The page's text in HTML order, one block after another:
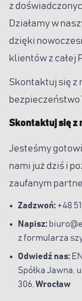
z
Działamy w
dzięki
klientów z całej
Skontaktuj się z
bezpieczeństwo
Skontaktuj się z
Jesteśmy
nami już dziś i
zaufanym
Zadzwoń: +48
Napisz:
z formularza
Odwiedź nas:
Spółka Jawna,
306, Wrocław